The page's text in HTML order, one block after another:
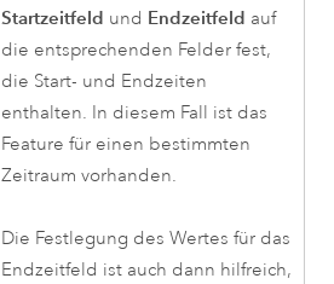
Startzeitfeld und Endzeitfeld auf
die entsprechenden Felder fest,
die Start- und Endzeiten
enthalten. In diesem Fall ist das
Feature für einen bestimmten
Zeitraum vorhanden.
Die Festlegung des Wertes für das
Endzeitfeld ist auch dann hilfreich,